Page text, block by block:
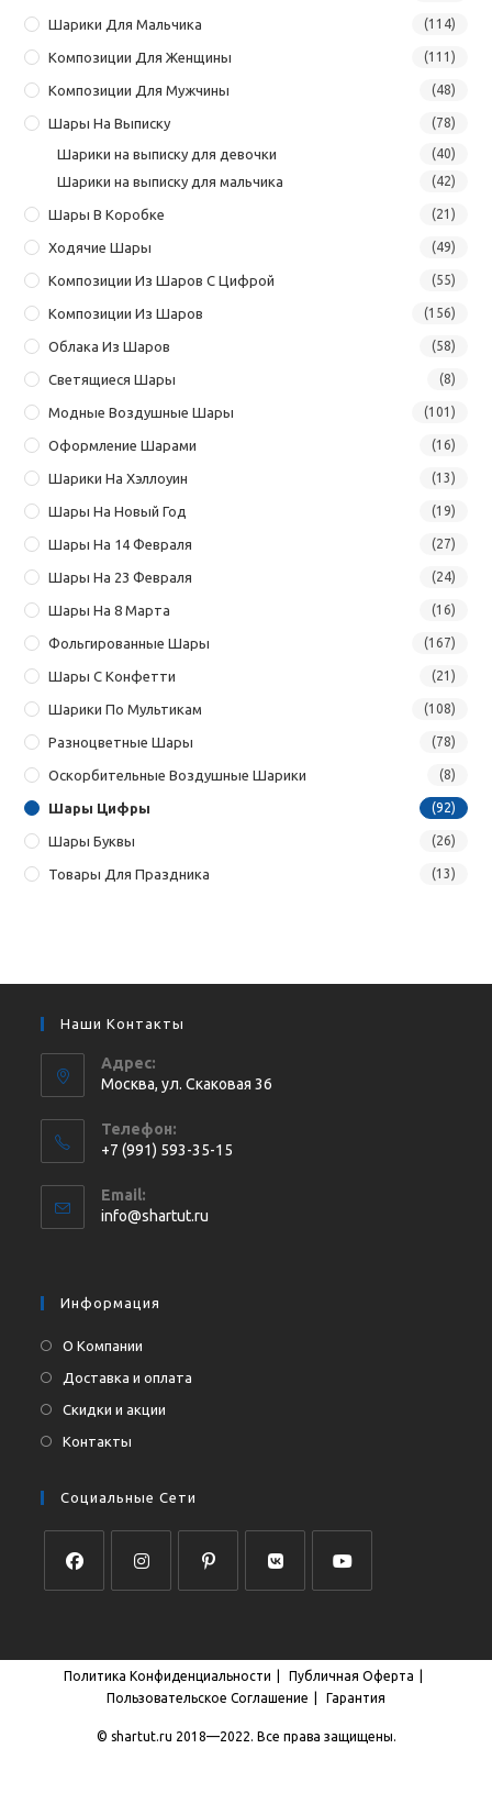
Шарики Для Мальчика (114)
Композиции Для Женщины (111)
Композиции Для Мужчины (48)
Шары На Выписку (78)
Шарики на выписку для девочки (40)
Шарики на выписку для мальчика (42)
Шары В Коробке (21)
Ходячие Шары (49)
Композиции Из Шаров С Цифрой (55)
Композиции Из Шаров (156)
Облака Из Шаров (58)
Светящиеся Шары (8)
Модные Воздушные Шары (101)
Оформление Шарами (16)
Шарики На Хэллоуин (13)
Шары На Новый Год (19)
Шары На 14 Февраля (27)
Шары На 23 Февраля (24)
Шары На 8 Марта (16)
Фольгированные Шары (167)
Шары С Конфетти (21)
Шарики По Мультикам (108)
Разноцветные Шары (78)
Оскорбительные Воздушные Шарики (8)
Шары Цифры (92)
Шары Буквы (26)
Товары Для Праздника (13)
Наши Контакты
Адрес:
Москва, ул. Cкаковая 36
Телефон:
+7 (991) 593-35-15
в
вашем
Email:
info@shartut.ru
Информация
О Компании
Доставка и оплата
Скидки и акции
Контакты
Социальные Сети
новой
вкладке
новой
вкладке
новой
вкладке
новой
вкладке
новой
вкладке
Политика Конфиденциальности
Публичная Оферта
Пользовательское Соглашение
Гарантия
© shartut.ru 2018—2022. Все права защищены.